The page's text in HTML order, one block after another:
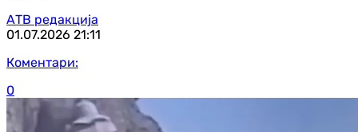
АТВ редакција
01.07.2026 21:11
Коментари:
0